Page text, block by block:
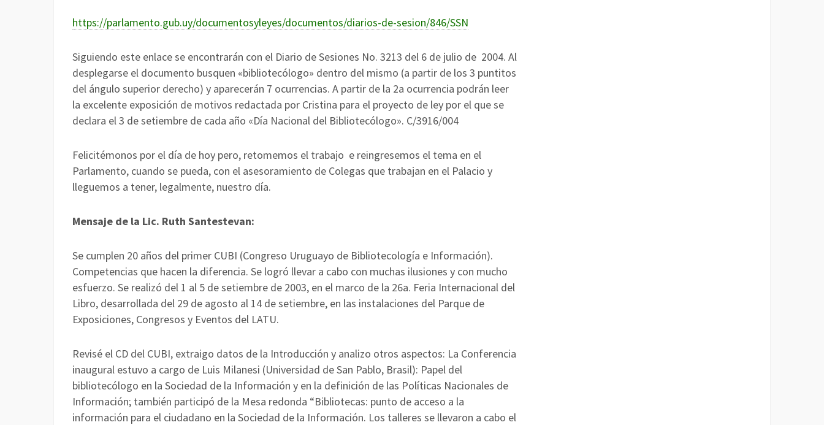
https://parlamento.gub.uy/documentosyleyes/documentos/diarios-de-sesion/846/SSN
Siguiendo este enlace se encontrarán con el Diario de Sesiones No. 3213 del 6 de julio de 2004. Al
desplegarse el documento busquen «bibliotecólogo» dentro del mismo (a partir de los 3 puntitos
del ángulo superior derecho) y aparecerán 7 ocurrencias. A partir de la 2a ocurrencia podrán leer
la excelente exposición de motivos redactada por Cristina para el proyecto de ley por el que se
declara el 3 de setiembre de cada año «Día Nacional del Bibliotecólogo». C/3916/004
Felicitémonos por el día de hoy pero, retomemos el trabajo e reingresemos el tema en el
Parlamento, cuando se pueda, con el asesoramiento de Colegas que trabajan en el Palacio y
lleguemos a tener, legalmente, nuestro día.
Mensaje de la Lic. Ruth Santestevan:
Se cumplen 20 años del primer CUBI (Congreso Uruguayo de Bibliotecología e Información).
Competencias que hacen la diferencia. Se logró llevar a cabo con muchas ilusiones y con mucho
esfuerzo. Se realizó del 1 al 5 de setiembre de 2003, en el marco de la 26a. Feria Internacional del
Libro, desarrollada del 29 de agosto al 14 de setiembre, en las instalaciones del Parque de
Exposiciones, Congresos y Eventos del LATU.
Revisé el CD del CUBI, extraigo datos de la Introducción y analizo otros aspectos: La Conferencia
inaugural estuvo a cargo de Luis Milanesi (Universidad de San Pablo, Brasil): Papel del
bibliotecólogo en la Sociedad de la Información y en la definición de las Políticas Nacionales de
Información; también participó de la Mesa redonda “Bibliotecas: punto de acceso a la
información para el ciudadano en la Sociedad de la Información. Los talleres se llevaron a cabo el